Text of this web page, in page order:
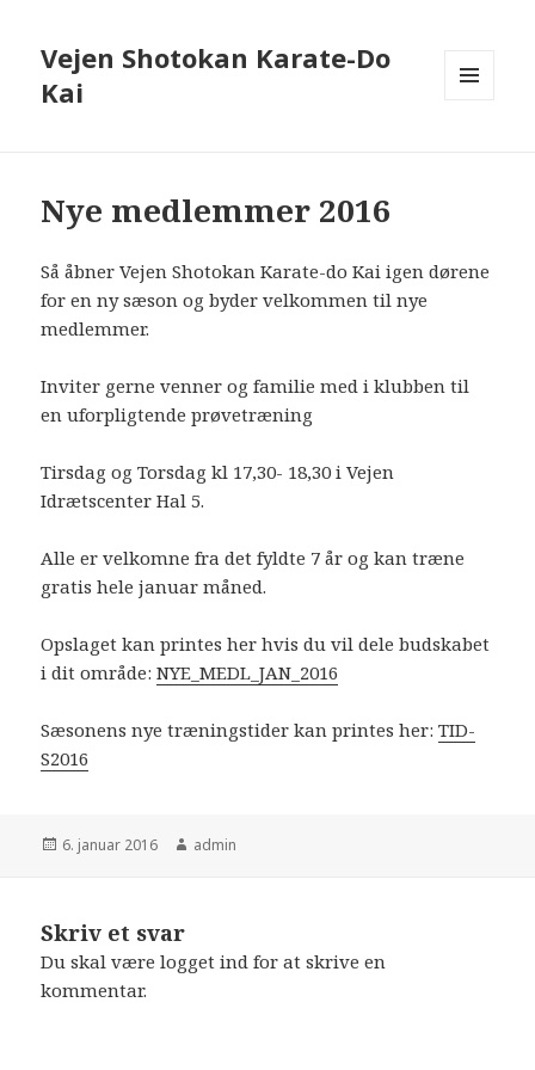
Vejen Shotokan Karate-Do
Kai
Nye medlemmer 2016
Så åbner Vejen Shotokan Karate-do Kai igen dørene
for en ny sæson og byder velkommen til nye
medlemmer.
Inviter gerne venner og familie med i klubben til
en uforpligtende prøvetræning
Tirsdag og Torsdag kl 17,30- 18,30 i Vejen
Idrætscenter Hal 5.
Alle er velkomne fra det fyldte 7 år og kan træne
gratis hele januar måned.
Opslaget kan printes her hvis du vil dele budskabet
i dit område:NYE_MEDL_JAN_2016
Sæsonens nye træningstider kan printes her:TID-
S2016
Udgivet
6. januar 2016 Forfatter
admin
Skriv et svar
Du skal værelogget ind for at skrive en
kommentar.